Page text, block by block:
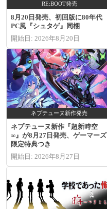
RE:BOOT発売
8月20日発売、初回版に80年代
PC風『シュタゲ』同梱
開始日: 2026年8月20日
ネプテューヌ新作発売
ネプテューヌ新作『超新時空
∞』が8月27日発売、ゲーマーズ
限定特典つき
開始日: 2026年8月27日